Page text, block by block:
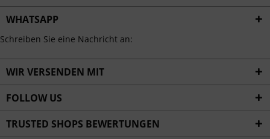
WHATSAPP
Schreiben Sie eine Nachricht an:
WIR VERSENDEN MIT
FOLLOW US
TRUSTED SHOPS BEWERTUNGEN